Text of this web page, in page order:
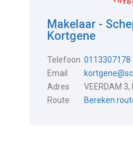
Makelaar -
Kortgene
Telefoon 0113307178
Email
Adres
VEERDAM 3,
Route
Bereken